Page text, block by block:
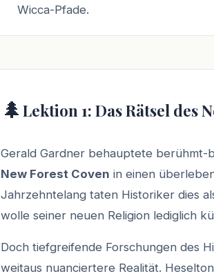
Wicca-Pfade.
🌲 Lektion 1: Das Rätsel des
Gerald Gardner behauptete berühmt-
New Forest Coven in einen
Jahrzehntelang taten Historiker dies
wolle seiner neuen Religion lediglich
Doch tiefgreifende Forschungen des
weitaus nuanciertere Realität.